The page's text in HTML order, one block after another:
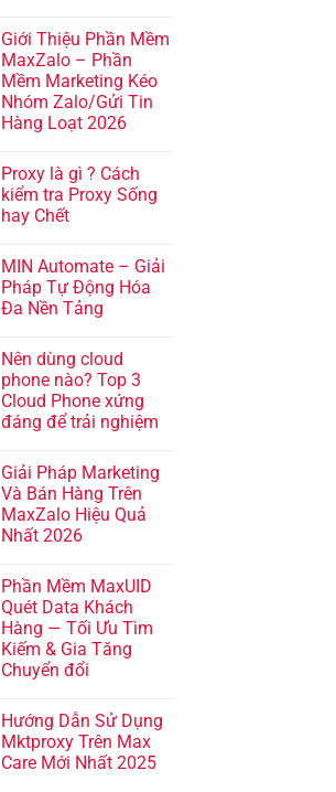
Giới Thiệu Phần Mềm
MaxZalo – Phần
Mềm Marketing Kéo
Nhóm Zalo/Gửi Tin
Hàng Loạt 2026
Proxy là gì ? Cách
kiểm tra Proxy Sống
hay Chết
MIN Automate – Giải
Pháp Tự Động Hóa
Đa Nền Tảng
Nên dùng cloud
phone nào? Top 3
Cloud Phone xứng
đáng để trải nghiệm
Giải Pháp Marketing
Và Bán Hàng Trên
MaxZalo Hiệu Quả
Nhất 2026
Phần Mềm MaxUID
Quét Data Khách
Hàng — Tối Ưu Tìm
Kiếm & Gia Tăng
Chuyển đổi
Hướng Dẫn Sử Dụng
Mktproxy Trên Max
Care Mới Nhất 2025